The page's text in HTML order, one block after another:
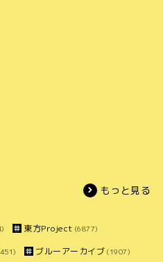
もっと見る
東方Project (6877)
ブルーアーカイブ (1907)